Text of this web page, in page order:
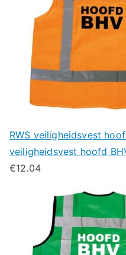
RWS veiligheidsvest
veiligheidsvest hoofd
€12.04